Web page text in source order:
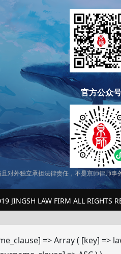
官方公众号
对外独立承担法律责任，不是京师律师事
JINGSH LAW FIRM ALL RIGHTS
=> Array ( [key] =>